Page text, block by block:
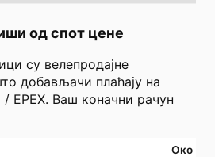
од спот цене
су велепродајне
добављачи плаћају на
EPEX. Ваш коначни рачун
Око